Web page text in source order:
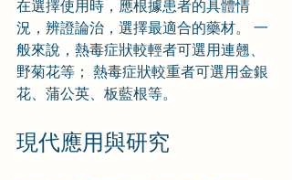
在選擇使用時，應根據患者的具體情
況，辨證論治，選擇最適合的藥材。 一
般來說，熱毒症狀較輕者可選用連翹、
野菊花等； 熱毒症狀較重者可選用金銀
花、蒲公英、板藍根等。
現代應用與研究